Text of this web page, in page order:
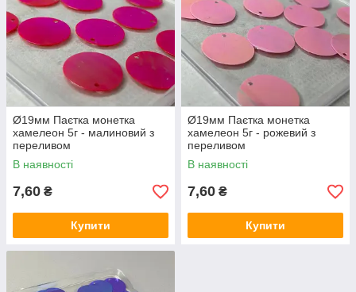
Ø19мм Паєтка монетка
хамелеон 5г - малиновий з
переливом
В наявності
7,60 ₴
Купити
Ø19мм Паєтка монетка
хамелеон 5г - рожевий з
переливом
В наявності
7,60 ₴
Купити